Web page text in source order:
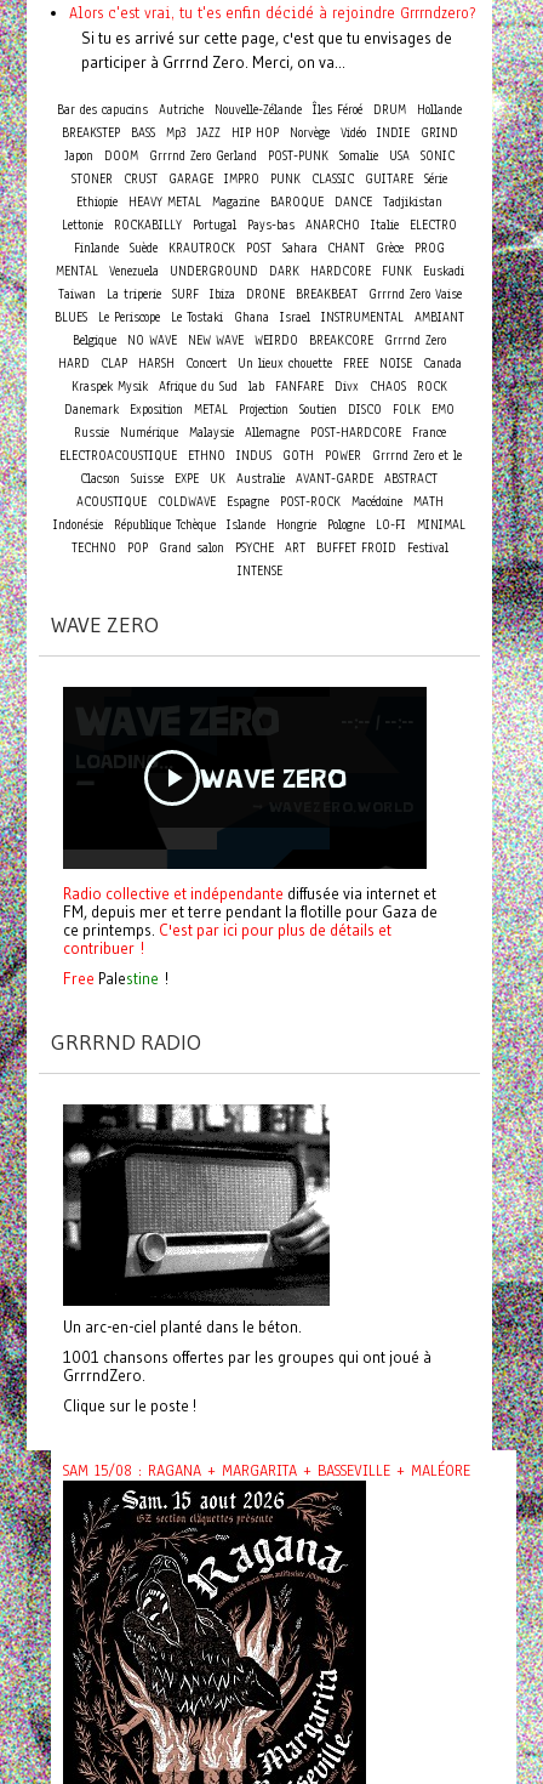
Alors c'est vrai, tu t'es enfin décidé à rejoindre Grrrndzero?
Si tu es arrivé sur cette page, c'est que tu envisages de
participer à Grrrnd Zero. Merci, on va...
Bar des capucins Autriche Nouvelle-Zélande Îles Féroé DRUM
Hollande
BREAKSTEP
BASS Mp3 JAZZ HIP HOP Norvège Vidéo INDIE
GRIND
Japon
DOOM Grrrnd Zero Gerland POST-PUNK Somalie USA SONIC
STONER
CRUST GARAGE IMPRO PUNK CLASSIC GUITARE Série
Ethiopie
HEAVY METAL Magazine BAROQUE DANCE Tadjikistan
Lettonie
ROCKABILLY Portugal Pays-bas ANARCHO Italie
ELECTRO
Finlande Suède KRAUTROCK POST Sahara CHANT Grèce
PROG
MENTAL
Venezuela UNDERGROUND DARK HARDCORE FUNK
Euskadi
Taiwan
La triperie SURF Ibiza DRONE BREAKBEAT
Grrrnd Zero Vaise
BLUES
Le Periscope Le Tostaki Ghana Israel INSTRUMENTAL AMBIANT
Belgique
NO WAVE NEW WAVE WEIRDO BREAKCORE
Grrrnd Zero
HARD
CLAP HARSH Concert Un lieux chouette FREE NOISE
Canada
Kraspek Mysik Afrique du Sud lab FANFARE Divx CHAOS
ROCK
Danemark
Exposition METAL Projection Soutien DISCO FOLK
EMO
Russie
Numérique Malaysie Allemagne POST-HARDCORE
France
ELECTROACOUSTIQUE
ETHNO INDUS GOTH POWER
Grrrnd Zero et le
Clacson
Suisse EXPE UK Australie AVANT-GARDE
ABSTRACT
ACOUSTIQUE
COLDWAVE Espagne POST-ROCK Macédoine
MATH
Indonésie
République Tchèque Islande Hongrie Pologne LO-FI
MINIMAL
TECHNO
POP Grand salon PSYCHE ART BUFFET FROID
Festival
INTENSE
WAVE ZERO
Radio collective et indépendante diffusée via internet et
FM, depuis mer et terre pendant la flotille pour Gaza de
ce printemps. C'est par ici pour plus de détails et
contribuer !
Free Palestine !
GRRRND RADIO
Un arc-en-ciel planté dans le béton.
1001 chansons offertes par les groupes qui ont joué à
GrrrndZero.
Clique sur le poste !
SAM 15/08 : RAGANA + MARGARITA + BASSEVILLE + MALÉORE